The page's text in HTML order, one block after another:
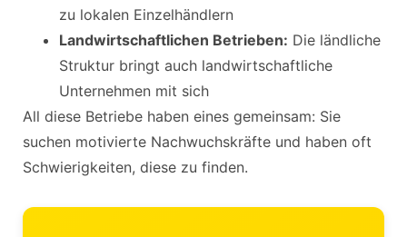
zu lokalen Einzelhändlern
Landwirtschaftlichen Betrieben: Die ländliche
Struktur bringt auch landwirtschaftliche
Unternehmen mit sich
All diese Betriebe haben eines gemeinsam: Sie
suchen motivierte Nachwuchskräfte und haben oft
Schwierigkeiten, diese zu finden.